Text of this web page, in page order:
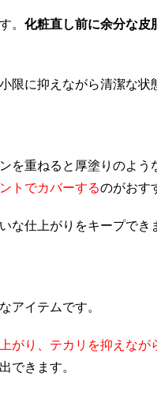
。 化粧直し前に余分な皮
限に抑えながら清潔な状
を重ねると厚塗りのよう
トでカバーするのがおす
な仕上がりをキープでき
アイテムです。
がり、テカリを抑えなが
できます。